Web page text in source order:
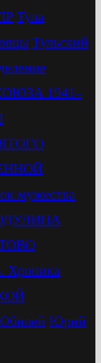
Тула
Тульский
1941–
мужества
Хроника
Юрий